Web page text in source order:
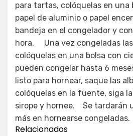
para tartas, colóquelas en
papel de aluminio o papel
bandeja en el congelador y
hora. Una vez congeladas
colóquelas en una bolsa con
pueden congelar hasta 6
listo para hornear, saque las
colóquelas en la fuente, siga
sirope y hornee. Se tardarán
más en hornearse congeladas.
Relacionados